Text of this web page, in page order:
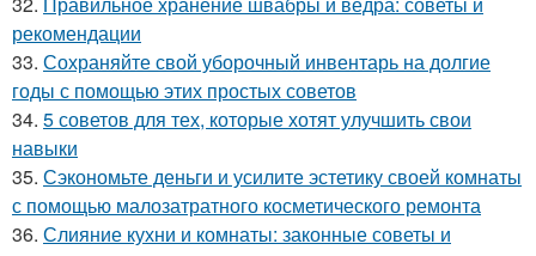
рекомендации
33. Сохраняйте свой уборочный инвентарь на долгие
годы с помощью этих простых советов
34. 5 советов для тех, которые хотят улучшить свои
навыки
35. Сэкономьте деньги и усилите эстетику своей комнаты
с помощью малозатратного косметического ремонта
36. Слияние кухни и комнаты: законные советы и